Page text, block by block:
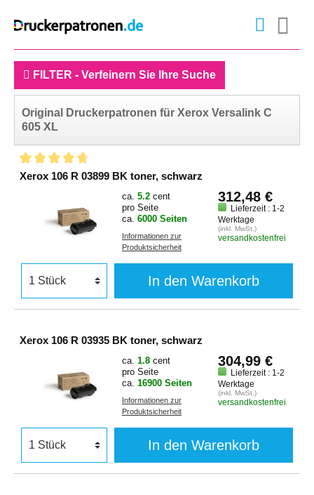
FILTER - Verfeinern Sie Ihre Suche
Original Druckerpatronen für Xerox Versalink C
605 XL
Xerox 106 R 03899 BK toner, schwarz
ca. 5.2 cent
pro Seite
ca. 6000 Seiten
Informationen zur
Produktsicherheit
312,48 €
Lieferzeit : 1-2
Werktage
(inkl. MwSt.)
versandkostenfrei
In den Warenkorb
Xerox 106 R 03935 BK toner, schwarz
ca. 1.8 cent
pro Seite
ca. 16900 Seiten
Informationen zur
Produktsicherheit
304,99 €
Lieferzeit : 1-2
Werktage
(inkl. MwSt.)
versandkostenfrei
In den Warenkorb